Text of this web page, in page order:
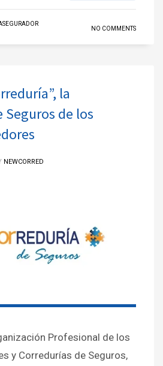
NO COMMENTS
la
Seguros de los
NEWCORRED
Profesional de los
y Corredurías de Seguros,